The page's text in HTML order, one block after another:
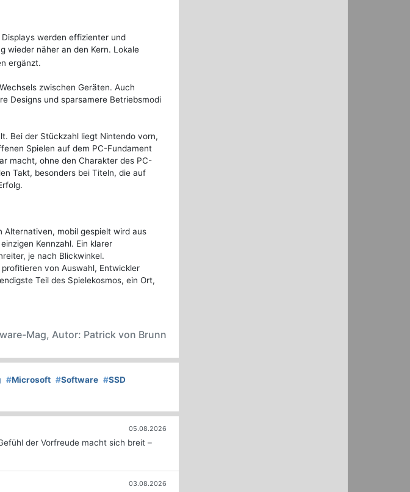
werden effizienter und
wieder näher an den Kern. Lokale
ergänzt.
zwischen Geräten. Auch
Designs und sparsamere Betriebsmodi
Bei der Stückzahl liegt Nintendo vorn,
Spielen auf dem PC-Fundament
macht, ohne den Charakter des PC-
Takt, besonders bei Titeln, die auf
mobil gespielt wird aus
Kennzahl. Ein klarer
je nach Blickwinkel.
von Auswahl, Entwickler
Teil des Spielekosmos, ein Ort,
Mag, Autor: Patrick von Brunn
#Microsoft #Software #SSD
05.08.2026
der Vorfreude macht sich breit –
03.08.2026